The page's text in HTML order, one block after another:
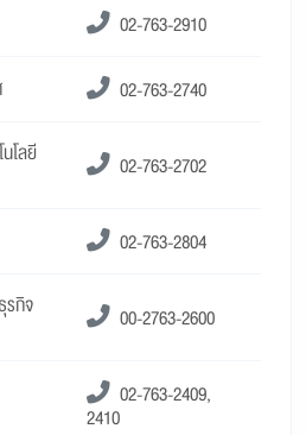
02-763-2910
02-763-2740
โลยี
02-763-2702
02-763-2804
รกิจ
00-2763-2600
02-763-2409,
2410